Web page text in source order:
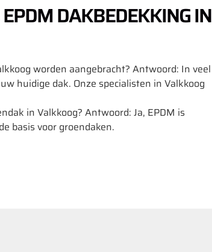
DAKBEDEKKING IN
worden aangebracht? Antwoord: In veel
huidige dak. Onze specialisten in Valkkoog
in Valkkoog? Antwoord: Ja, EPDM is
basis voor groendaken.